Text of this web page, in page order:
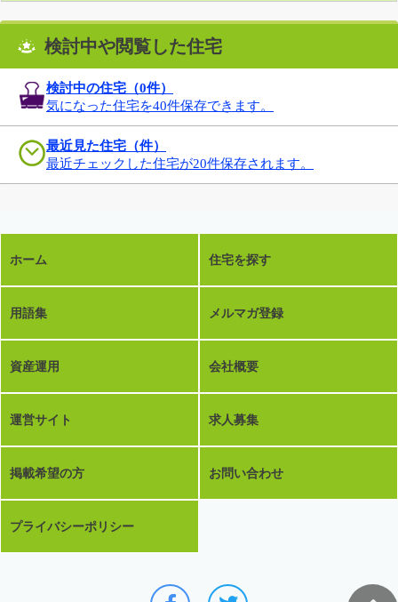
検討中や閲覧した住宅
検討中の住宅（0件）
気になった住宅を40件保存できます。
最近見た住宅（件）
最近チェックした住宅が20件保存されます。
ホーム 住宅を探す
用語集 メルマガ登録
資産運用 会社概要
運営サイト 求人募集
掲載希望の方 お問い合わせ
プライバシーポリシー